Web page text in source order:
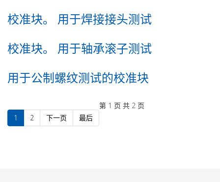
校准块。 用于焊接接头测试
校准块。 用于轴承滚子测试
用于公制螺纹测试的校准块
第 1 页 共 2 页
1
2 下一页 最后